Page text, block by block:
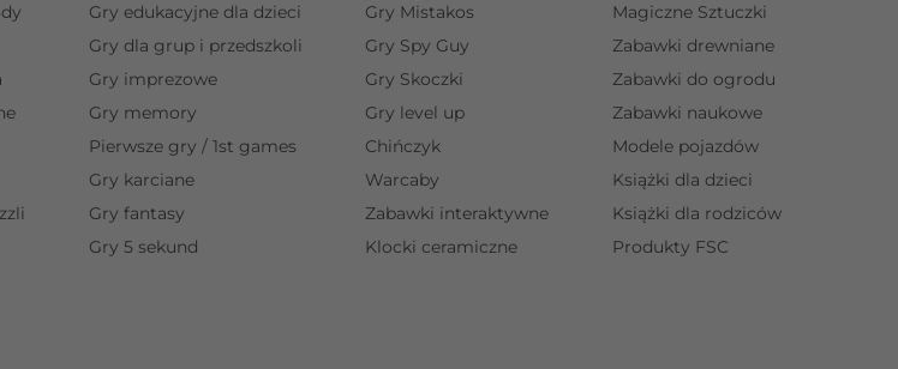
Gry edukacyjne dla dzieci
Gry dla grup i przedszkoli
Gry imprezowe
Gry memory
Pierwsze gry / 1st games
Gry karciane
Gry fantasy
Gry 5 sekund
Gry Mistakos
Gry Spy Guy
Gry Skoczki
Gry level up
Chińczyk
Warcaby
Zabawki interaktywne
Klocki ceramiczne
Magiczne Sztuczki
Zabawki drewniane
Zabawki do ogrodu
Zabawki naukowe
Modele pojazdów
Książki dla dzieci
Książki dla rodziców
Produkty FSC